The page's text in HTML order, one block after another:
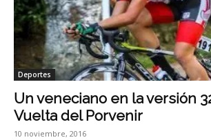
Deportes
Un veneciano en la versión
Vuelta del Porvenir
10 noviembre, 2016